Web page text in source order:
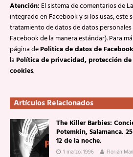
Atención:El sistema de comentarios de
integrado en Facebook y si los usas, este
tratamiento de datos de datos
Facebook de la manera estándar). Para
página dePolitica de datos de Facebook
laPolítica de privacidad, protección de
cookies.
Artículos Relacionados
The Killer Barbies:
Potemkin, Salamanca.
12 de la noche.
1 marzo, 1996 Florián